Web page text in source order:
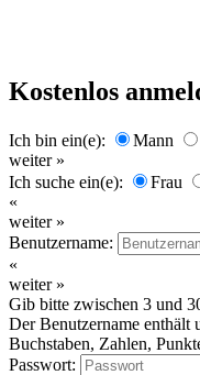
Kostenlos
Ich bin ein(e): Mann
weiter »
Ich suche ein(e):
Frau
«
weiter »
Benutzername:
«
weiter »
Gib bitte zwischen 3 und
Der Benutzername enthält
Buchstaben, Zahlen,
Passwort: